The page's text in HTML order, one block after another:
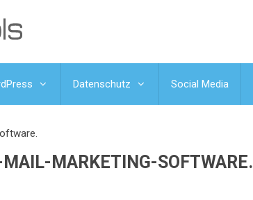
Datenschutz Social Media
MARKETING-SOFTWARE.